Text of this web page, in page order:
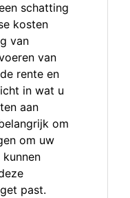
schatting
kosten
van
van
rente en
in wat u
aan
om
om uw
past.